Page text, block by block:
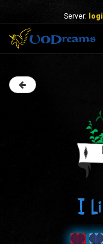
Server:
I